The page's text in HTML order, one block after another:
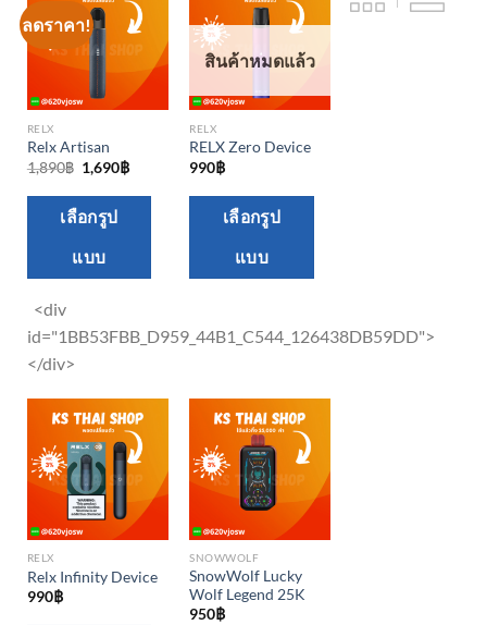
ลดราคา!
RELX
Relx Artisan
1,890฿ Original
price
was:
1,890฿.
1,690฿Current
is:
เลือกรูป
แบบ
The
may
chosen
on
product
page
<div
id="1BB53FBB_D959_44B1_C544_126438DB59DD">
</div>
สินค้าหมดแล้ว
RELX
RELX Zero Device
990฿
เลือกรูป
แบบ
The
may
RELX
Relx Infinity Device
990฿
SNOWWOLF
SnowWolf Lucky
Wolf Legend 25K
950฿